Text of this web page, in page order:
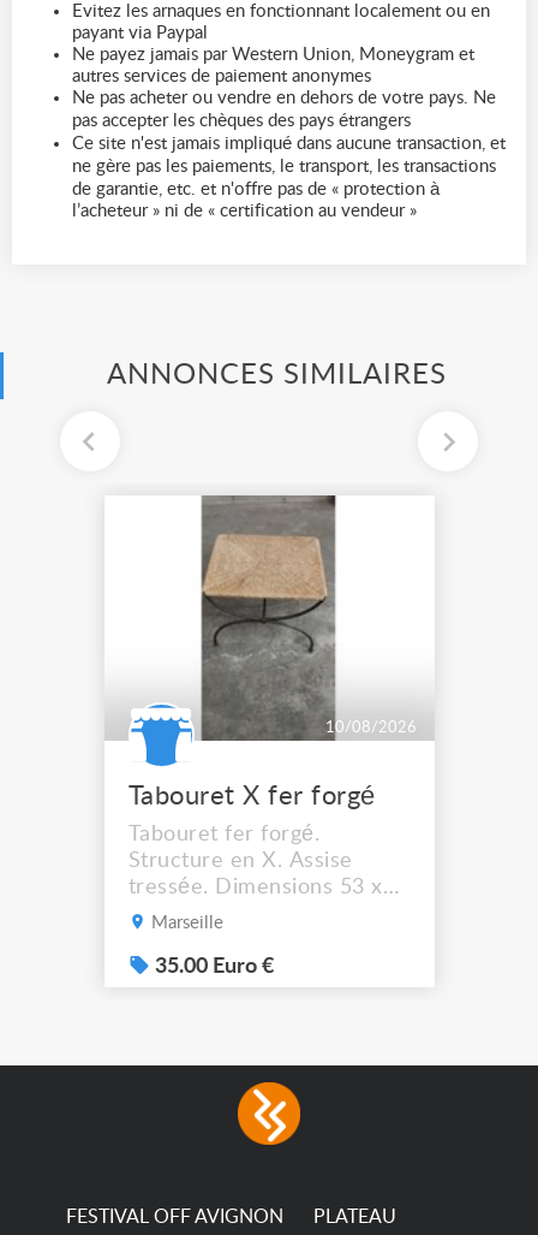
Evitez les arnaques en fonctionnant localement ou en
payant via Paypal
Ne payez jamais par Western Union, Moneygram et
autres services de paiement anonymes
Ne pas acheter ou vendre en dehors de votre pays. Ne
pas accepter les chèques des pays étrangers
Ce site n'est jamais impliqué dans aucune transaction, et
ne gère pas les paiements, le transport, les transactions
de garantie, etc. et n'offre pas de « protection à
l’acheteur » ni de « certification au vendeur »
ANNONCES SIMILAIRES
10/08/2026
Tabouret X fer forgé
Tabouret fer forgé.
Structure en X. Assise
tressée. Dimensions 53 x
44 cm. Hauteur assise :
récupérer à Marseille
13012.
Marseille
35.00 Euro €
FESTIVAL OFF AVIGNON PLATEAU